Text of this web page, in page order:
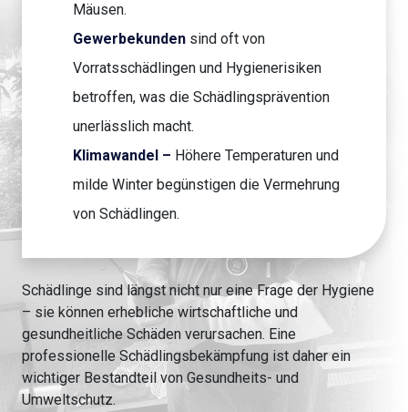
Mäusen.
Gewerbekunden sind oft von
Vorratsschädlingen und Hygienerisiken
betroffen, was die Schädlingsprävention
unerlässlich macht.
Klimawandel – Höhere Temperaturen und
milde Winter begünstigen die Vermehrung
von Schädlingen.
Schädlinge sind längst nicht nur eine Frage der Hygiene
– sie können erhebliche wirtschaftliche und
gesundheitliche Schäden verursachen. Eine
professionelle Schädlingsbekämpfung ist daher ein
wichtiger Bestandteil von Gesundheits- und
Umweltschutz.